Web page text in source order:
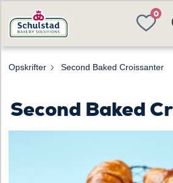
Opskrifter Second Baked Croissanter
Second Baked